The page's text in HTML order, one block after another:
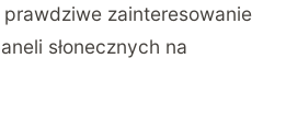
zainteresowanie
słonecznych na